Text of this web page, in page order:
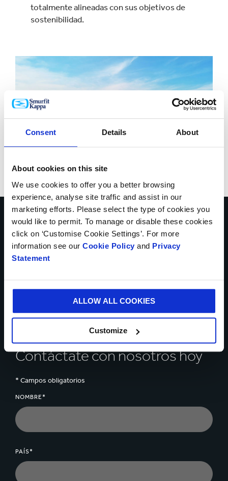
Consent Details About
About cookies on this site
We use cookies to offer you a better browsing
experience, analyse site traffic and assist in our
marketing efforts. Please select the type of cookies you
would like to permit. To manage or disable these cookies
click on ‘Customise Cookie Settings’. For more
information see our Cookie Policy and Privacy
Statement
ALLOW ALL COOKIES
Customize
totalmente alineadas con sus objetivos de
sostenibilidad.
Habla con nuestros
expertos sobre cómo
podemos ayudarte a
resolver los desafíos de
tu negocio
Contáctate con nosotros hoy
* Campos obligatorios
NOMBRE*
PAÍS*